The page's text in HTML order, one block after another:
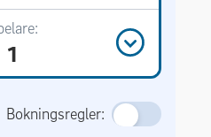
1
Bokningsregler: